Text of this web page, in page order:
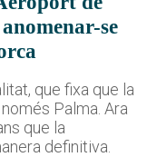
se
que fixa que la
Palma. Ara
que la
definitiva.